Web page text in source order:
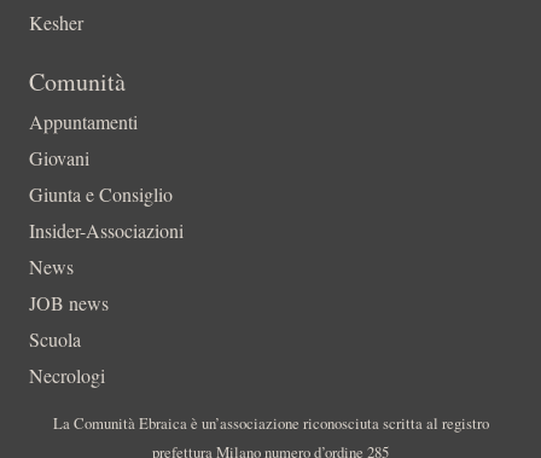
Kesher
Comunità
Appuntamenti
Giovani
Giunta e Consiglio
Insider-Associazioni
News
JOB news
Scuola
Necrologi
La Comunità Ebraica è un’associazione riconosciuta scritta al registro
prefettura Milano numero d’ordine 285